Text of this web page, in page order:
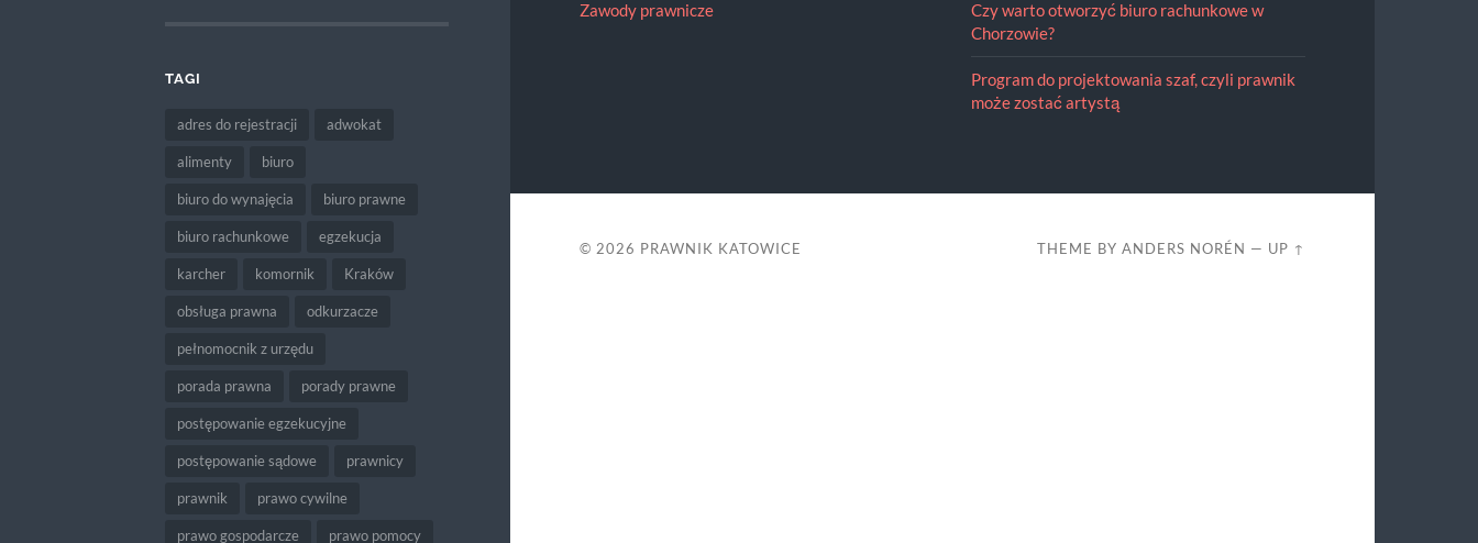
TAGI
adres do rejestracji adwokat
alimenty biuro
biuro do wynajęcia biuro prawne
biuro rachunkowe egzekucja
karcher komornik Kraków
obsługa prawna odkurzacze
pełnomocnik z urzędu
porada prawna porady prawne
postępowanie egzekucyjne
postępowanie sądowe prawnicy
prawnik prawo cywilne
prawo gospodarcze prawo pomocy
Zawody prawnicze
Czy warto otworzyć biuro rachunkowe w
Chorzowie?
Program do projektowania szaf, czyli prawnik
może zostać artystą
© 2026 PRAWNIK KATOWICE THEME BYANDERS NORÉN — UP ↑